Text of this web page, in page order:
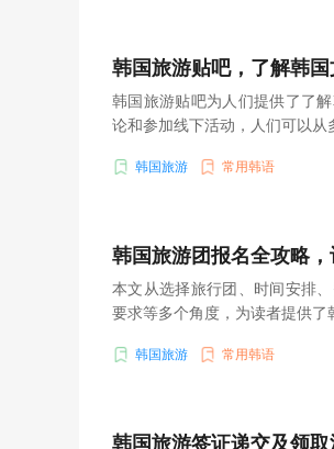
韩国旅游贴吧，了解韩
韩国旅游贴吧为人们提供了了
论和参加线下活动，人们可以从
韩国旅游 常用韩语
韩国旅游团报名全攻略，
本文从选择旅行团、时间安排
要求等多个角度，为读者提供了
韩国旅游 常用韩语
韩国旅游签证递交及领